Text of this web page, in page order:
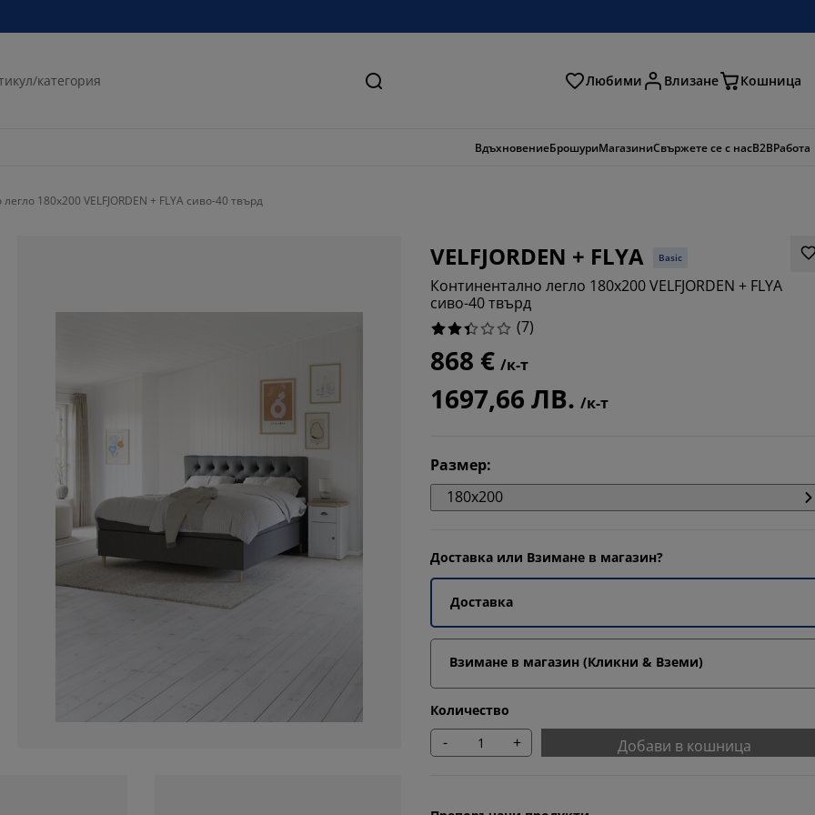
Търсене Любими Влизане Кошница
ВдъхновениеБрошуриМагазиниСвържете се с насB2BРабота
180x200 VELFJORDEN + FLYA сиво-40 твърд
VELFJORDEN + FLYA Basic
Континентално легло 180x200 VELFJORDEN + FLYA
сиво-40 твърд
(7)
868 € /к-т
1697,66 ЛВ. /к-т
Размер:
180x200
Доставка или Взимане в магазин?
Доставка
Взимане в магазин (Кликни & Вземи)
Количество
- + Добави в кошница
42.857142857142854%
14.285714285714285%
42.857142857142854%